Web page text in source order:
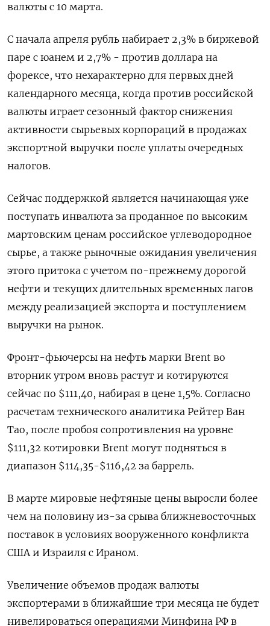
валюты с ‌10 марта.
С начала апреля рубль набирает 2,3% в биржевой
паре с юанем и 2,7% - против доллара на
форексе, что нехарактерно для первых дней
календарного месяца, когда против российской
валюты играет сезонный фактор ​снижения
активности сырьевых корпораций в продажах ​
экспортной выручки после уплаты ‌очередных
налогов.
Сейчас поддержкой является начинающая уже
поступать инвалюта за проданное по высоким
мартовским ценам российское углеводородное
сырье, а ​также рыночные ожидания увеличения
этого притока с учетом по-прежнему дорогой
нефти и текущих длительных временных лагов
между реализацией экспорта и поступлением
выручки на рынок.
Фронт-фьючерсы на нефть марки Brent во
вторник утром вновь растут и котируются
сейчас по $111,40, набирая в цене 1,5%. Согласно
расчетам технического аналитика Рейтер Ван
Тао, после пробоя сопротивления на уровне
$111,32 котировки Brent могут подняться в
диапазон $114,35-$116,42 за баррель.
В марте мировые нефтяные цены выросли более
чем на половину из-за срыва ближневосточных
поставок в условиях вооруженного конфликта
США и ​Израиля с Ираном.
Увеличение объемов продаж валюты
⁠экспортерами в ближайшие три месяца не будет
нивелироваться операциями Минфина РФ в